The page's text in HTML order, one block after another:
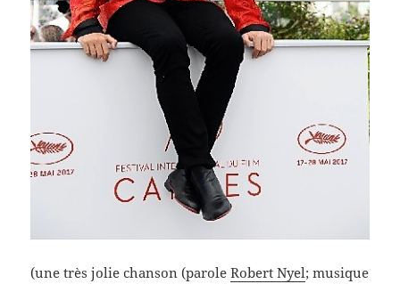
(une très jolie chanson (paroleRobert Nyel; musique